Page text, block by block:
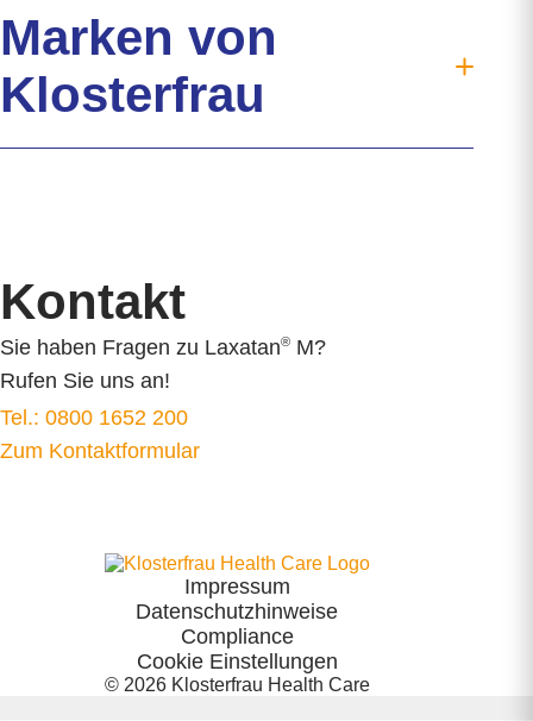
Verdauung
Verstopfung
Hilfreiche Tipps
Kontakt
Marken von
Klosterfrau
Murnauers Bachblüten
Cannaren-Cannaxil
nasic
®
neo-angin®
Elektrolyte +
Femannose ®
Contramutan
Bronchostop®
Laxatan®M
Kontakt
Sie haben Fragen zu Laxatan® M?
Rufen Sie uns an!
Tel.: 0800 1652 200
Zum Kontaktformular
Impressum
Datenschutzhinweise
Compliance
Cookie Einstellungen
© 2026 Klosterfrau Health Care